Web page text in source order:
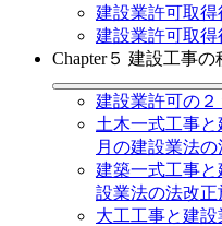
建設業許可取
建設業許可取得
Chapter５ 建設工事の
建設業許可の２
土木一式工事
月の建設業法の
建築一式工事
設業法の法改正
大工工事と建